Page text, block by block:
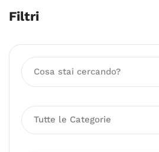
Filtri
Tutte le Categorie